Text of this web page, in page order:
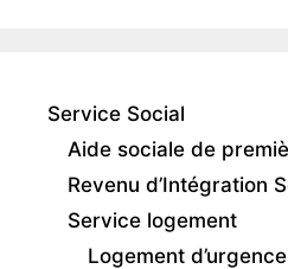
Service Social
Aide sociale de
Revenu d’Intégration
Service logement
Logement